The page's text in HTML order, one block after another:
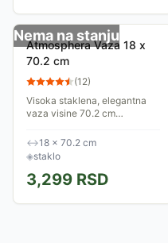
Nema na stanju
Atmosphera Vaza 18 x
70.2 cm
(12)
Visoka staklena, elegantna
vaza visine 70.2 cm
Idealna za buket svežeg
cveća, a takođe možete da
napravite kompoziciju...
↔18 × 70.2 cm
◈staklo
3,299 RSD